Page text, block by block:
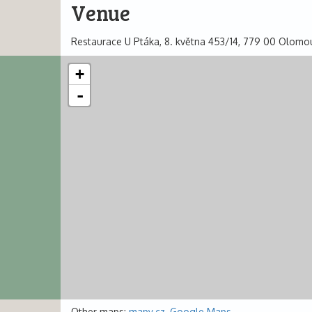
Venue
Restaurace U Ptáka, 8. května 453/14, 779 00
+
-